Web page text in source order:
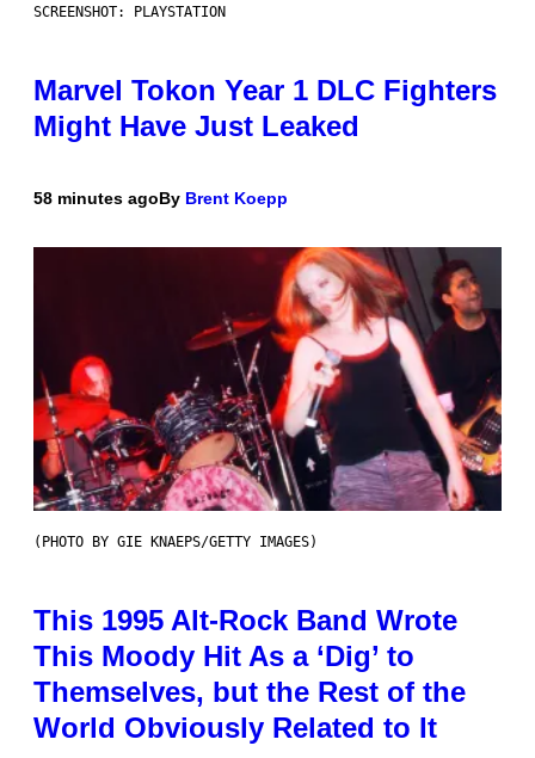
SCREENSHOT: PLAYSTATION
Marvel Tokon Year 1 DLC Fighters
Might Have Just Leaked
58 minutes agoBy Brent Koepp
(PHOTO BY GIE KNAEPS/GETTY IMAGES)
This 1995 Alt-Rock Band Wrote
This Moody Hit As a ‘Dig’ to
Themselves, but the Rest of the
World Obviously Related to It